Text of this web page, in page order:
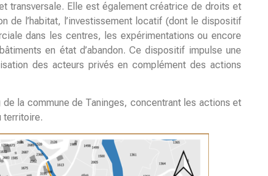
transversale. Elle est également créatrice de droits et
de l’habitat, l’investissement locatif (dont le dispositif
dans les centres, les expérimentations ou encore
en état d’abandon. Ce dispositif impulse une
des acteurs privés en complément des actions
la commune de Taninges, concentrant les actions et
territoire.